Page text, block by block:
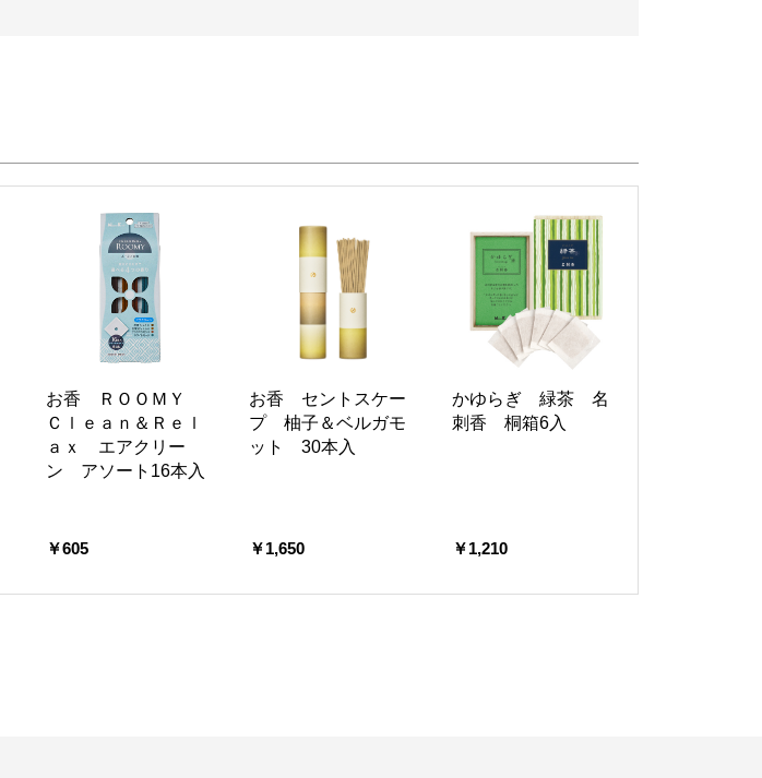
お香 ＲＯＯＭＹ
Ｃｌｅａｎ＆Ｒｅｌ
ａｘ エアクリー
ン アソート16本入
￥605
お香 セントスケー
プ 柚子＆ベルガモ
ット 30本入
￥1,650
かゆらぎ 緑茶 名
刺香 桐箱6入
￥1,210